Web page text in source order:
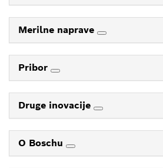
Merilne naprave
Pribor
Druge inovacije
O Boschu